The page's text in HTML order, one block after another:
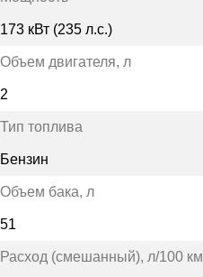
173 кВт (235 л.с.)
Объем двигателя, л
2
Тип топлива
Бензин
Объем бака, л
51
Расход (смешанный), л/100 км